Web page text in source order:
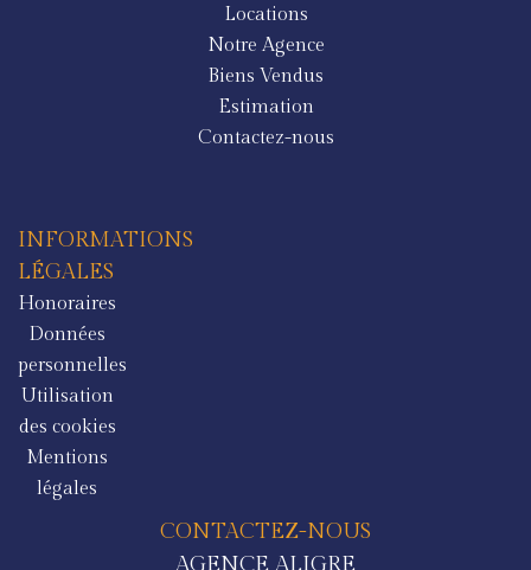
Locations
Notre Agence
Biens Vendus
Estimation
Contactez-nous
INFORMATIONS
LÉGALES
Honoraires
Données
personnelles
Utilisation
des cookies
Mentions
légales
CONTACTEZ-NOUS
AGENCE ALIGRE